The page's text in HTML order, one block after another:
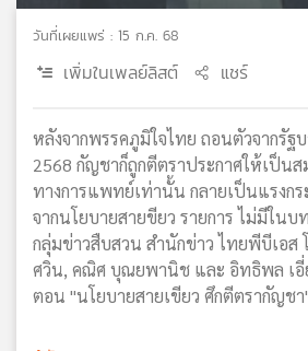
ข่าย
วันที่เผยแพร่ : 15 ก.ค. 68
เพิ่มในเพลย์ลิสต์ แชร์
หลังจากพรรคภูมิใจไทย ถอนตัวจากรัฐ
2568 กัญชาก็ถูกตีตราประกาศให้เป็น
ทางการแพทย์เท่านั้น กลายเป็นแรงก
จากนโยบายสายขียว รายการ ไม่มีใน
กลุ่มข่าวสืบสวน สำนักข่าว ไทยพีบีเอส
ศวิน, คณิศ บุณยพานิช และ อิทธิพล เอี่
ตอน "นโยบายสายเขียว ศึกตีตรากัญชา